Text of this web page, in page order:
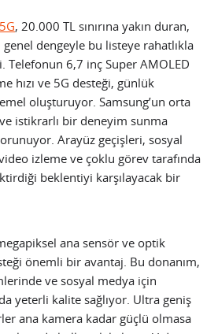
, 20.000 TL sınırına yakın duran,
genel dengeyle bu listeye rahatlıkla
6,7 inç Super AMOLED
hızı ve 5G desteği, günlük
oluşturuyor. Samsung’un orta
istikrarlı bir deneyim sunma
Arayüz geçişleri, sosyal
izleme ve çoklu görev tarafında
beklentiyi karşılayacak bir
ana sensör ve optik
önemli bir avantaj. Bu donanım,
ve sosyal medya için
yeterli kalite sağlıyor. Ultra geniş
ana kamera kadar güçlü olmasa